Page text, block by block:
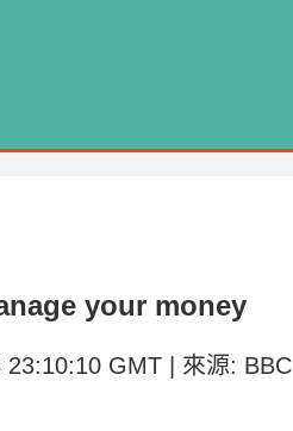
your money
GMT | 來源: BBC